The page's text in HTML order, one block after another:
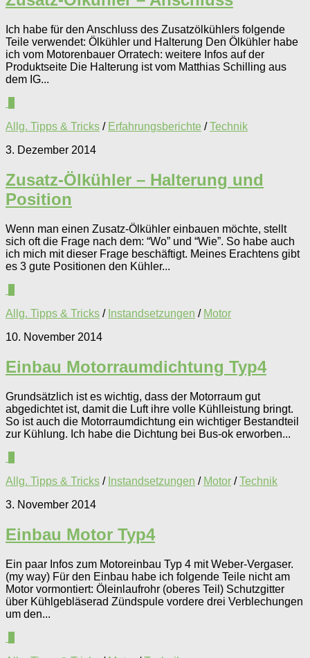
Ich habe für den Anschluss des Zusatzölkühlers folgende
Teile verwendet: Ölkühler und Halterung Den Ölkühler habe
ich vom Motorenbauer Orratech: weitere Infos auf der
Produktseite Die Halterung ist vom Matthias Schilling aus
dem IG...
Allg. Tipps & Tricks / Erfahrungsberichte /Technik
3. Dezember 2014
Zusatz-Ölkühler – Halterung und
Position
Wenn man einen Zusatz-Ölkühler einbauen möchte, stellt
sich oft die Frage nach dem: “Wo” und “Wie”. So habe auch
ich mich mit dieser Frage beschäftigt. Meines Erachtens gibt
es 3 gute Positionen den Kühler...
Allg. Tipps & Tricks / Instandsetzungen / Motor
10. November 2014
Einbau Motorraumdichtung Typ4
Grundsätzlich ist es wichtig, dass der Motorraum gut
abgedichtet ist, damit die Luft ihre volle Kühlleistung bringt.
So ist auch die Motorraumdichtung ein wichtiger Bestandteil
zur Kühlung. Ich habe die Dichtung bei Bus-ok erworben...
Allg. Tipps & Tricks / Instandsetzungen / Motor /Technik
3. November 2014
Einbau Motor Typ4
Ein paar Infos zum Motoreinbau Typ 4 mit Weber-Vergaser.
(my way) Für den Einbau habe ich folgende Teile nicht am
Motor vormontiert: Öleinlaufrohr (oberes Teil) Schutzgitter
über Kühlgebläserad Zündspule vordere drei Verblechungen
um den...